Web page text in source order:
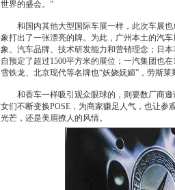
世界的盛会。”
和国内其他大型国际车展一样，此次车展也
象打出了一张漂亮的牌。为此，广州本土的汽
象、汽车品牌、技术研发能力和营销理念；日
自预定了超过1500平方米的展位；一汽集团也
雪铁龙、北京现代等名牌也“妖娆妩媚”，劳斯
和香车一样吸引观众眼球的，则要数厂商邀
女们不断变换POSE，为商家赚足人气，也让
光芒，还是美眉撩人的风情。